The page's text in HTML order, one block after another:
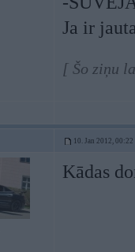
Ja ir
[ Šo ziņu
10. Jan 2012, 00:22
Kādas